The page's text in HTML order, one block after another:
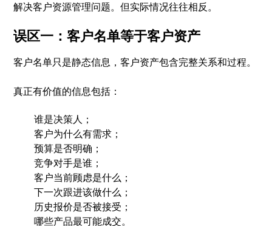
解决客户资源管理问题。但实际情况往往相反。
误区一：客户名单等于客户资产
客户名单只是静态信息，客户资产包含完整关系和过程。
真正有价值的信息包括：
谁是决策人；
客户为什么有需求；
预算是否明确；
竞争对手是谁；
客户当前顾虑是什么；
下一次跟进该做什么；
历史报价是否被接受；
哪些产品最可能成交。